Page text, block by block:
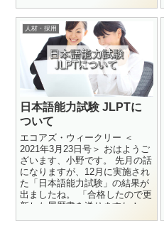
人材・採用
日本語能力試験 JLPTに
ついて
エコアズ・ウィークリー ＜
2021年3月23日号＞ おはようご
ざいます、小野です。 先月の話
になりますが、12月に実施され
た「日本語能力試験」の結果が
出ましたね。 「合格したので更
新した履歴書を送りますね！」